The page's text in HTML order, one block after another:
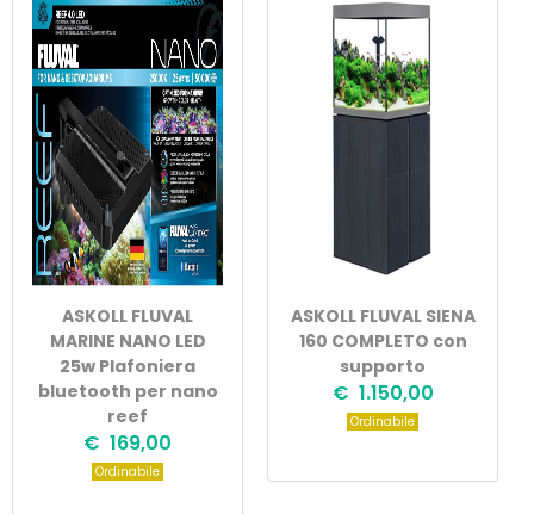
ASKOLL FLUVAL
MARINE NANO LED
25w Plafoniera
bluetooth per nano
reef
€ 169,00
Ordinabile
ASKOLL FLUVAL SIENA
160 COMPLETO con
supporto
€ 1.150,00
Ordinabile